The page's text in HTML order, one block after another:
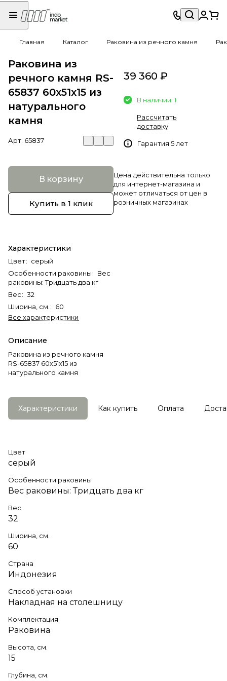
Главная Каталог Раковина из речного камня
Раковина из
речного камня RS-
65837 60х51х15 из
натурального
камня
Арт. 65837
В корзину
Купить в 1 клик
Характеристики
Цвет: серый
Особенности раковины: Вес
раковины: Тридцать два кг
Вес: 32
Ширина, см. : 60
Все характеристики
Описание
Раковина из речного камня
RS-65837 60х51х15 из
натурального камня
39 360 ₽
В наличии: 1
Рассчитать
доставку
Гарантия 5 лет
Цена действительна только
для интернет-магазина и
может отличаться от цен в
розничных магазинах
Характеристики Как купить Оплата
Цвет
серый
Особенности раковины
Вес раковины: Тридцать два кг
Вес
32
Ширина, см.
60
Страна
Индонезия
Способ установки
Накладная на столешницу
Комплектация
Раковина
Высота, см.
15
Глубина, см.